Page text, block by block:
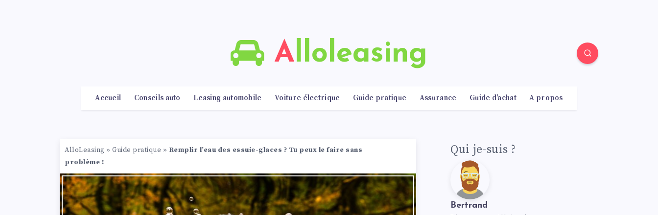
Alloleasing
Accueil Conseils auto Leasing automobile Voiture électrique Guide pratique Assurance Guide d’achat A propos
AlloLeasing » Guide pratique » Remplir l’eau des essuie-glaces ? Tu peux le faire sans
problème !
Qui je-suis ?
Bertrand